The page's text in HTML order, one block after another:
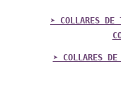
➤ COLLARES DE
➤ COLLARES DE